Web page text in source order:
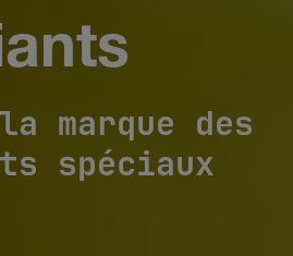
la marque des
spéciaux